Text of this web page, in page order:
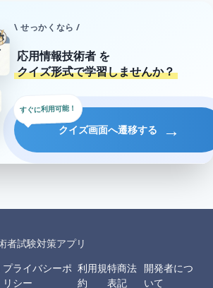
\ せっかくなら /
応用情報技術者 を
クイズ形式で学習しませんか？
クイズ画面へ遷移する →
すぐに利用可能！
者試験対策アプリ
プライバシーポ
リシー
利用規
約
特商法
表記
開発者につ
いて